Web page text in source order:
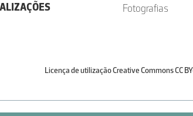
Fotografias
Licença de utilização Creative Commons CC